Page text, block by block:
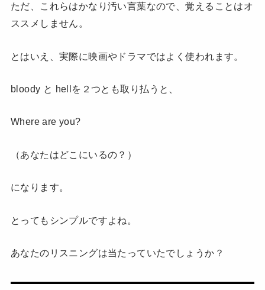
ただ、これらはかなり汚い言葉なので、覚えることはオ
ススメしません。
とはいえ、実際に映画やドラマではよく使われます。
bloody と hellを２つとも取り払うと、
Where are you?
（あなたはどこにいるの？）
になります。
とってもシンプルですよね。
あなたのリスニングは当たっていたでしょうか？